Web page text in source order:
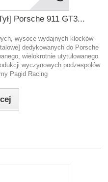
Porsche 911 GT3...
wysoce wydajnych klocków
dedykowanych do Porsche
wielokrotnie utytułowanego
wyczynowych podzespołów
Pagid Racing